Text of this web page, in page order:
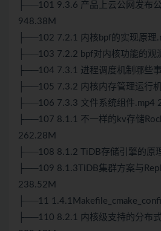
├──101 9.3.6 产品上云公网发布
948.38M
├──102 7.2.1 内核bpf的实现原理
├──103 7.2.2 bpf对内核功能的观
├──104 7.3.1 进程调度机制哪些
├──105 7.3.2 内核内存管理运行
├──106 7.3.3 文件系统组件.mp4
├──107 8.1.1 不一样的kv存储
262.28M
├──108 8.1.2 TiDB存储引擎的原
├──109 8.1.3TiDB集群方案与
238.52M
├──11
├──110 8.2.1 内核级支持的分布